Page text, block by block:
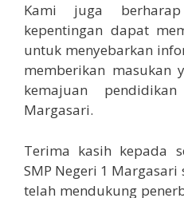
Kami juga
kepentingan dapat
untuk menyebarkan
memberikan masukan
kemajuan
Margasari.
Terima kasih kepada
SMP Negeri 1
telah mendukung